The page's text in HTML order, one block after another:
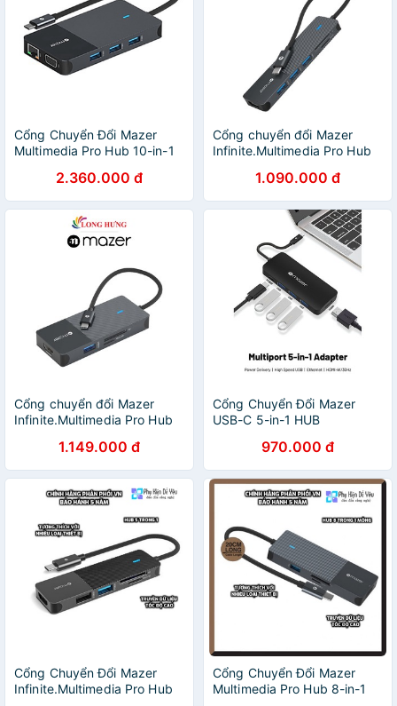
Cổng Chuyển Đổi Mazer
Multimedia Pro Hub 10-in-1
2.360.000 đ
Cổng chuyển đổi Mazer
Infinite.Multimedia Pro Hub
UC2MULTI7001 - Hàng
chính hãng
1.090.000 đ
Cổng chuyển đổi Mazer
Infinite.Multimedia Pro Hub
UC2MULTI7002 - Hàng
chính hãng
1.149.000 đ
Cổng Chuyển Đổi Mazer
USB-C 5-in-1 HUB
970.000 đ
Cổng Chuyển Đổi Mazer
Infinite.Multimedia Pro Hub
Cổng Chuyển Đổi Mazer
Multimedia Pro Hub 8-in-1